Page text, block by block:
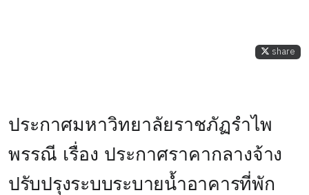
share
ประกาศมหาวิทยาลัยราชภัฏรำไพ
พรรณี เรื่อง ประกาศราคากลางจ้าง
ปรับปรุงระบบระบายน้ำอาคารที่พัก